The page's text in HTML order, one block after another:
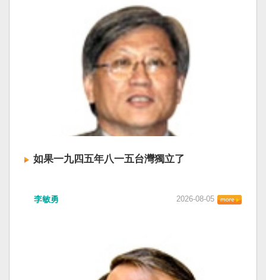
如果一九四五年八一五台灣獨立了
李敏勇 2026-08-05